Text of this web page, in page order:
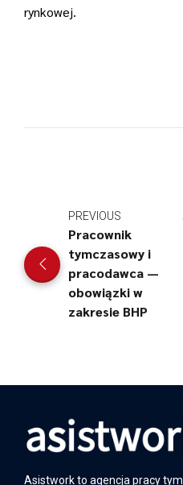
rynkowej.
PREVIOUS
Pracownik
tymczasowy i
pracodawca —
obowiązki w
zakresie BHP
Asistwork to agencja pracy